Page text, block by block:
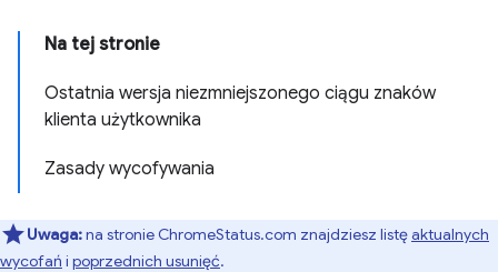
Na tej stronie
Ostatnia wersja niezmniejszonego ciągu znaków
klienta użytkownika
Zasady wycofywania
Uwaga:na stronie ChromeStatus.com znajdziesz listęaktualnych
wycofań i poprzednich usunięć.